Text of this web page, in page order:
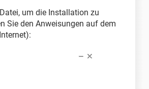
um die Installation zu
Sie den Anweisungen auf dem